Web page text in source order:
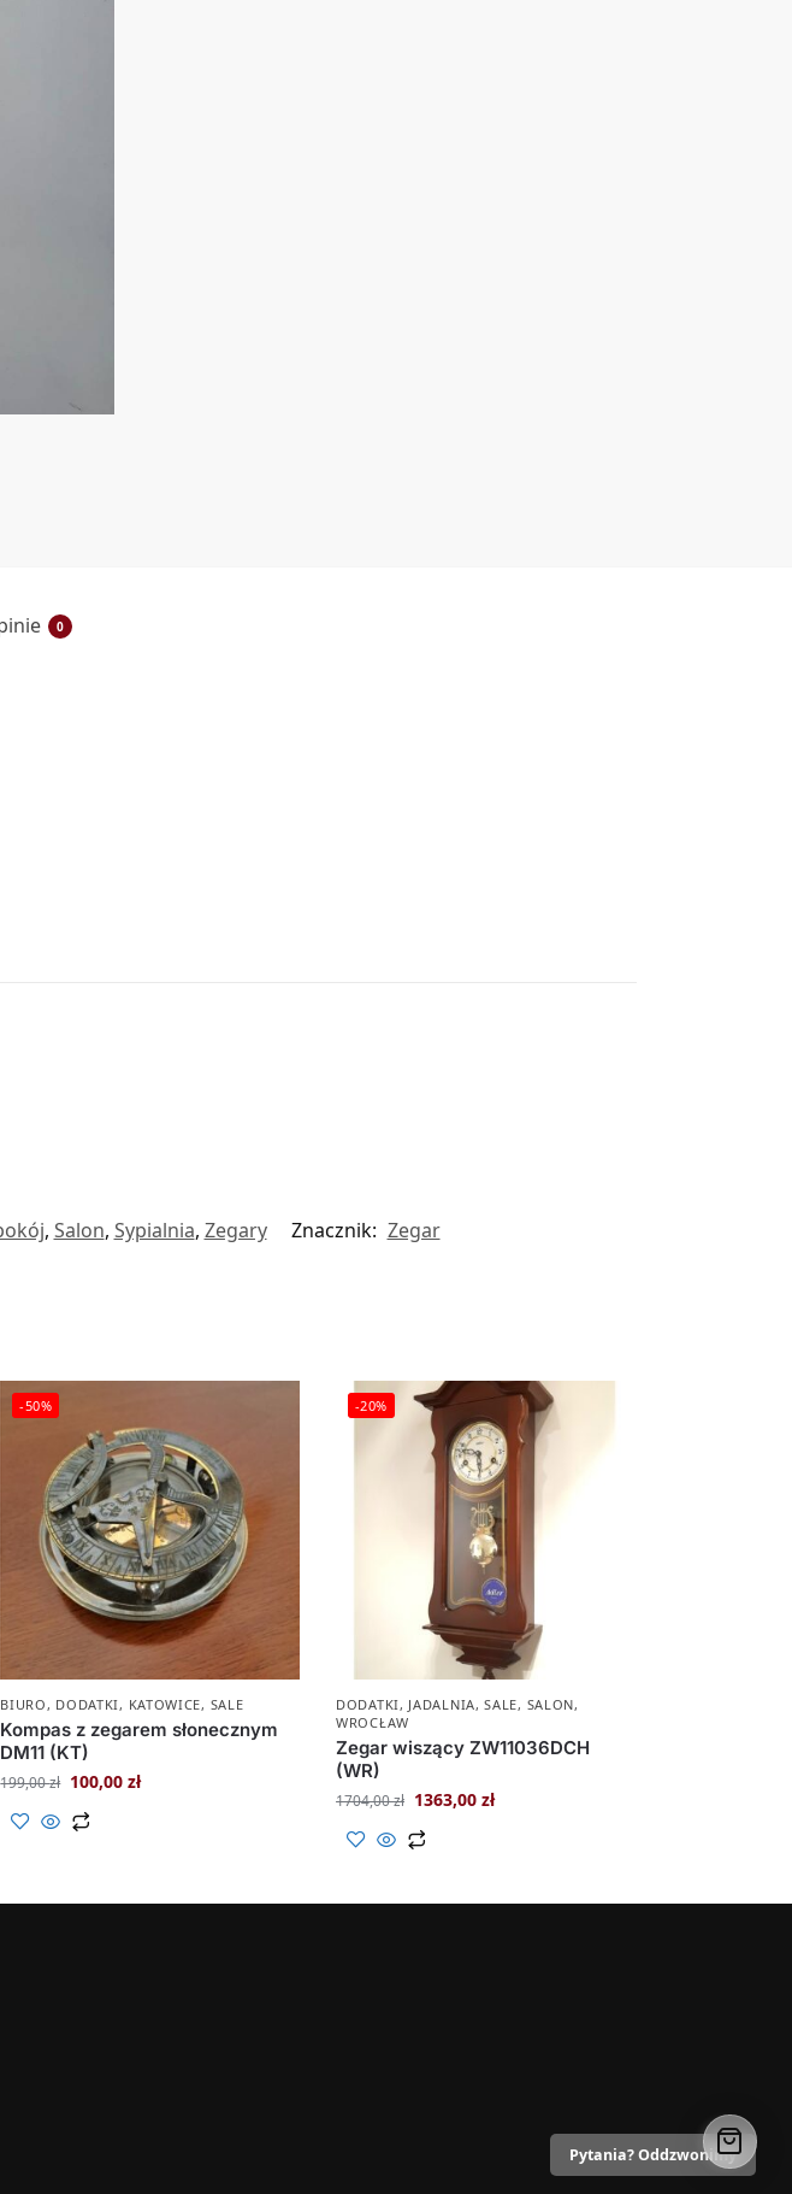
Pytania? Oddzwonimy
0
, Salon, Sypialnia, Zegary Znacznik: Zegar
-50%
BIURO , DODATKI, KATOWICE, SALE
Kompas z zegarem słonecznym
DM11 (KT)
199,00zł 100,00zł
-20%
DODATKI, JADALNIA,SALE, SALON,
WROCŁAW
Zegar wiszący ZW11036DCH
(WR)
1704,00zł 1363,00zł